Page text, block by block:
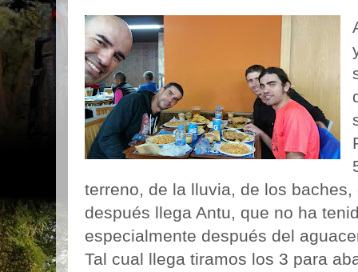
terreno, de la lluvia, de los
después llega Antu, que no ha
especialmente después del
Tal cual llega tiramos los 3 para